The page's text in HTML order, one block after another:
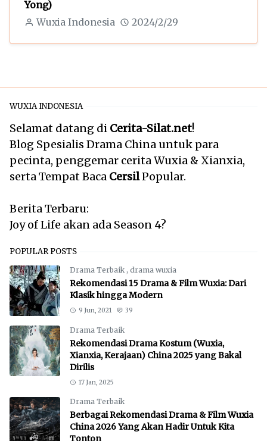
Yong)
Wuxia Indonesia 2024/2/29
WUXIA INDONESIA
Selamat datang di Cerita-Silat.net!
Blog Spesialis Drama China untuk para
pecinta, penggemar cerita Wuxia & Xianxia,
serta Tempat Baca CersilPopular.
Berita Terbaru:
Joy of Life akan ada Season 4?
POPULAR POSTS
Drama Terbaik , drama wuxia
Rekomendasi 15 Drama & Film Wuxia: Dari
Klasik hingga Modern
9 Jun, 2021 39
Drama Terbaik
Rekomendasi Drama Kostum (Wuxia,
Xianxia, Kerajaan) China 2025 yang Bakal
Dirilis
17 Jan, 2025
Drama Terbaik
Berbagai Rekomendasi Drama & Film Wuxia
China 2026 Yang Akan Hadir Untuk Kita
Tonton